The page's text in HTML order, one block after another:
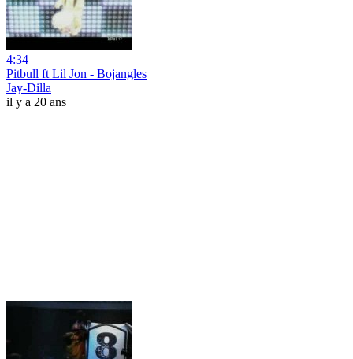
4:34
Pitbull ft Lil Jon - Bojangles
Jay-Dilla
il y a 20 ans